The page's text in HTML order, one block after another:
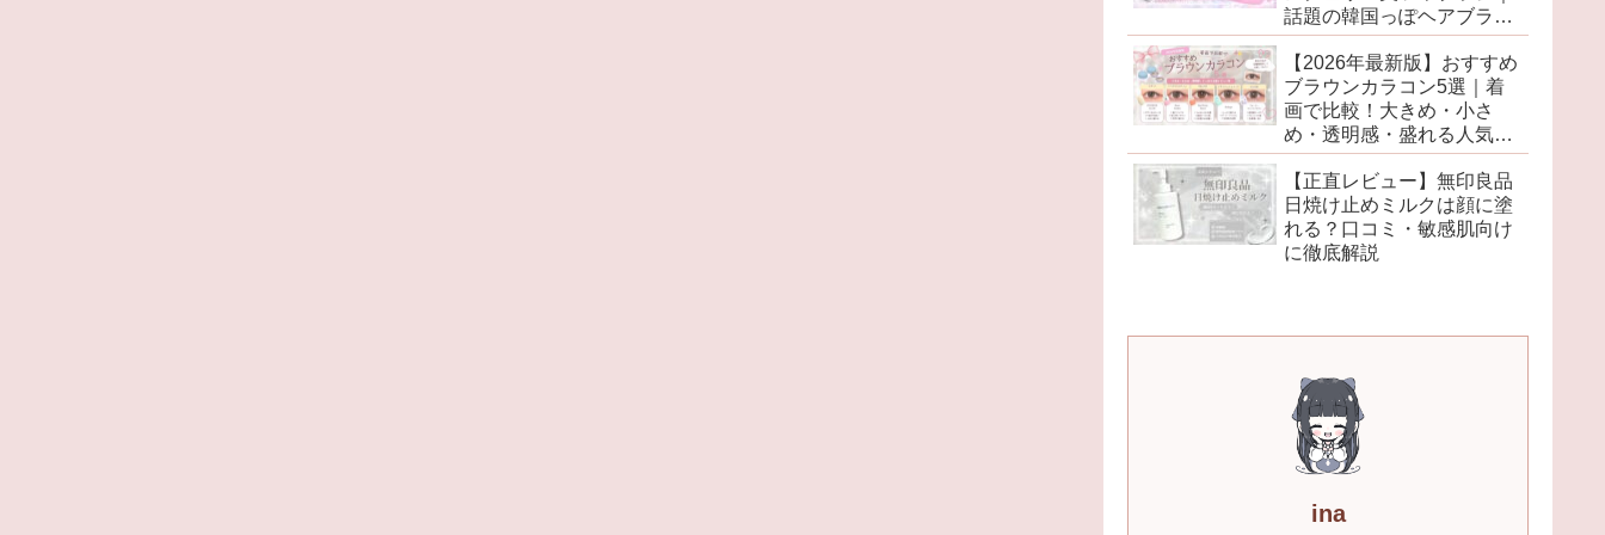
話題の韓国っぽヘアブラシ
がかわいすぎた♡
【2026年最新版】おすすめ
ブラウンカラコン5選｜着
画で比較！大きめ・小さ
め・透明感・盛れる人気レ
ンズを徹底レビュー♡
【正直レビュー】無印良品
日焼け止めミルクは顔に塗
れる？口コミ・敏感肌向け
に徹底解説
ina